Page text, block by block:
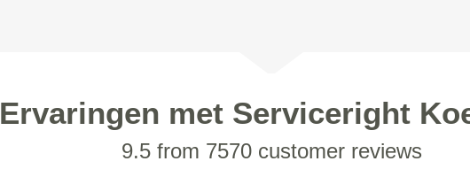
Ervaringen met Serviceright
9.5 from 7570 customer reviews